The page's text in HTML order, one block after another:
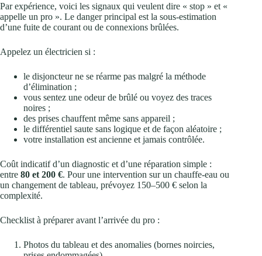
Par expérience, voici les signaux qui veulent dire « stop » et «
appelle un pro ». Le danger principal est la sous‑estimation
d’une fuite de courant ou de connexions brûlées.
Appelez un électricien si :
le disjoncteur ne se réarme pas malgré la méthode
d’élimination ;
vous sentez une odeur de brûlé ou voyez des traces
noires ;
des prises chauffent même sans appareil ;
le différentiel saute sans logique et de façon aléatoire ;
votre installation est ancienne et jamais contrôlée.
Coût indicatif d’un diagnostic et d’une réparation simple :
entre 80 et 200 €. Pour une intervention sur un chauffe‑eau ou
un changement de tableau, prévoyez 150–500 € selon la
complexité.
Checklist à préparer avant l’arrivée du pro :
Photos du tableau et des anomalies (bornes noircies,